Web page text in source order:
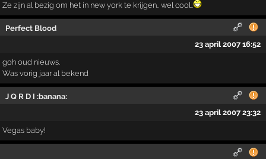
Ze zijn al bezig om het in new york te krijgen.. wel cool..
Perfect Blood
23 april 2007 16:52
goh oud nieuws.
Was vorig jaar al bekend
J Q R D I :banana:
23 april 2007 23:32
Vegas baby!